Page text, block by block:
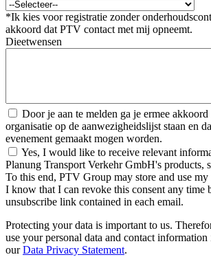
*Ik kies voor registratie zonder
akkoord dat PTV contact met mij opneemt.
Dieetwensen
Door je aan te melden ga je ermee akkoord
organisatie op de aanwezigheidslijst staan en
evenement gemaakt mogen worden.
Yes, I would like to receive relevant
Planung Transport Verkehr GmbH's products,
To this end, PTV Group may store and use
I know that I can revoke this consent any time
unsubscribe link contained in each email.
Protecting your data is important to us.
use your personal data and contact
ourData Privacy Statement.